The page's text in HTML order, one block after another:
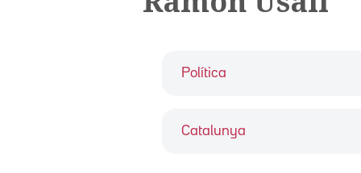
Política
Catalunya